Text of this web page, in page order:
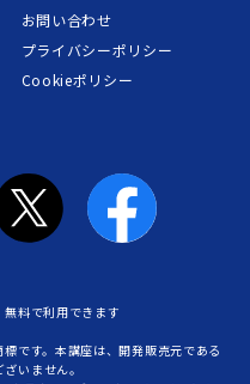
お問い合わせ
プライバシーポリシー
Cookieポリシー
料で利用できます
です。本講座は、開発販売元である
いません。